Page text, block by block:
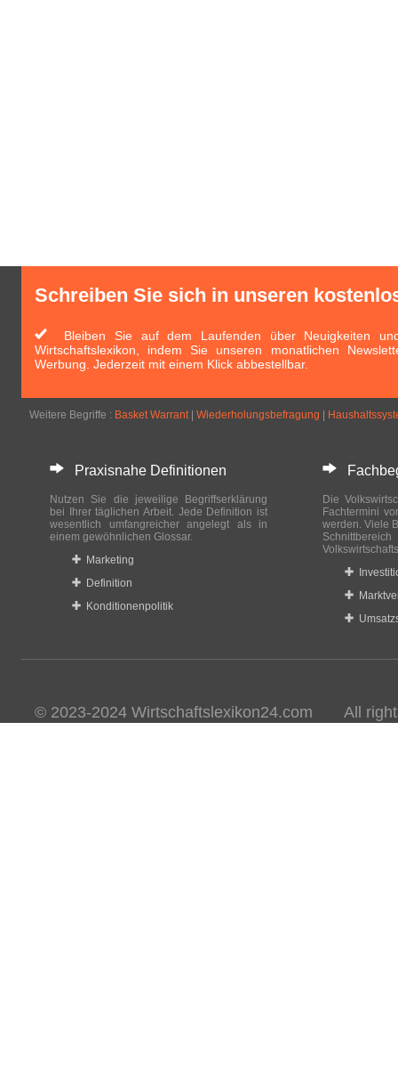
Schreiben Sie sich in unseren
Bleiben Sie auf dem Laufenden über Neuigkeiten
Wirtschaftslexikon, indem Sie unseren monatlichen
Werbung. Jederzeit mit einem Klick abbestellbar.
Weitere Begriffe : Basket Warrant| Wiederholungsbefragung
Praxisnahe Definitionen
Nutzen Sie die jeweilige Begriffserklärung
bei Ihrer täglichen Arbeit. Jede Definition ist
wesentlich umfangreicher angelegt als in
einem gewöhnlichen Glossar.
Marketing
Definition
Konditionenpolitik
Die
Fachtermini
werden. Viele
© 2023-2024 Wirtschaftslexikon24.com All